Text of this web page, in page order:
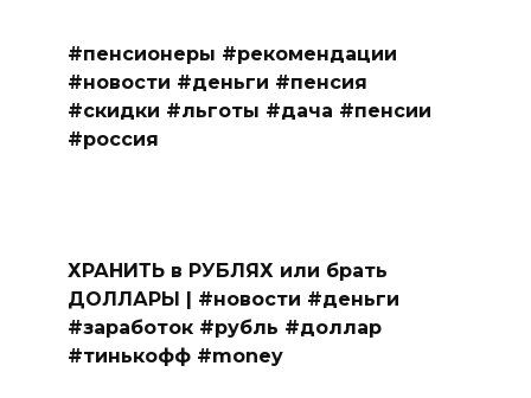
#пенсионеры #рекомендации
#новости #деньги #пенсия
#скидки #льготы #дача #пенсии
#россия
ХРАНИТЬ в РУБЛЯХ или брать
ДОЛЛАРЫ | #новости #деньги
#заработок #рубль #доллар
#тинькофф #money